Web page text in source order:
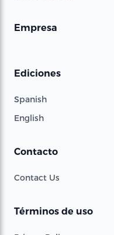
Empresa
Ediciones
Spanish
English
Contacto
Contact Us
Términos de uso